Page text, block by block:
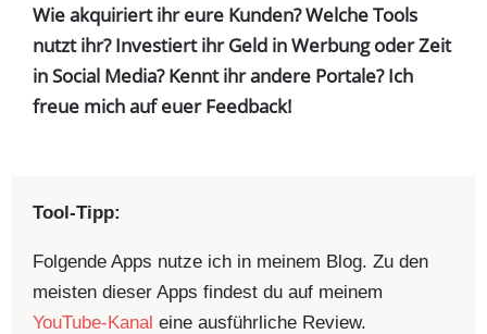
Wie akquiriert ihr eure Kunden? Welche Tools
nutzt ihr? Investiert ihr Geld in Werbung oder Zeit
in Social Media? Kennt ihr andere Portale? Ich
freue mich auf euer Feedback!
Tool-Tipp:
Folgende Apps nutze ich in meinem Blog. Zu den
meisten dieser Apps findest du auf meinem
YouTube-Kanal eine ausführliche Review.